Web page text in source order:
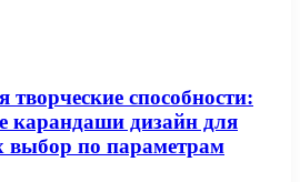
способности:
карандаши дизайн для
выбор по параметрам